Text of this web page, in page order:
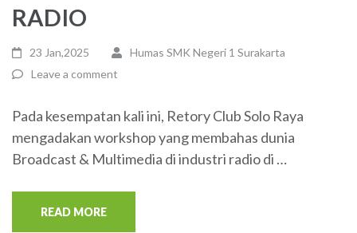
RADIO
23 Jan,2025
Humas SMK Negeri 1 Surakarta
Leave a comment
Pada kesempatan kali ini, Retory Club Solo Raya
mengadakan workshop yang membahas dunia
Broadcast & Multimedia di industri radio di …
READ MORE